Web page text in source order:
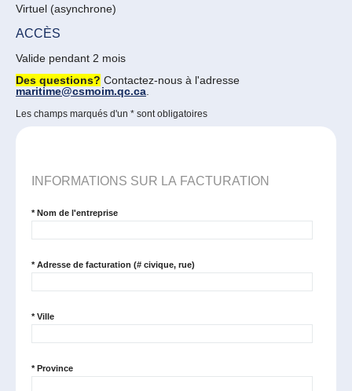
Virtuel (asynchrone)
ACCÈS
Valide pendant 2 mois
Des questions? Contactez-nous à l'adresse
maritime@csmoim.qc.ca
Les champs marqués d'un * sont obligatoires
INFORMATIONS SUR LA FACTURATION
*Nom de l'entreprise
*Adresse de facturation (# civique, rue)
*Ville
*Province